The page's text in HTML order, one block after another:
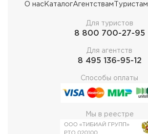
О насКаталогАгентствам Туристам
Для туристов
8 800 700-27-95
Для агентств
8 495 136-95-12
Способы оплаты
Мы в реестре